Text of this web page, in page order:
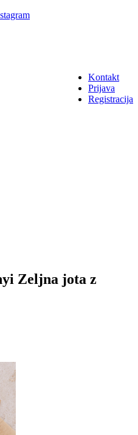
Kontakt
Prijava
Registracija
Zeljna jota z